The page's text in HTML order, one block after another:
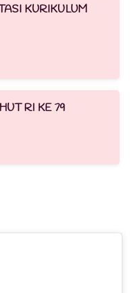
KURIKULUM
RI KE 79